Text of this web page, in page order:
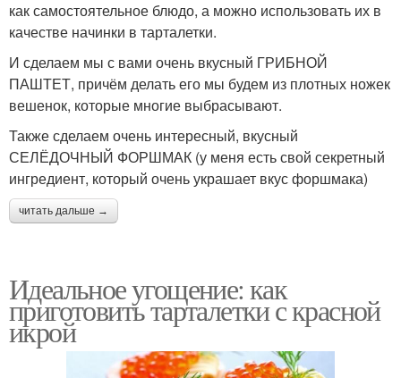
как самостоятельное блюдо, а можно использовать их в
качестве начинки в тарталетки.
И сделаем мы с вами очень вкусный ГРИБНОЙ
ПАШТЕТ, причём делать его мы будем из плотных ножек
вешенок, которые многие выбрасывают.
Также сделаем очень интересный, вкусный
СЕЛЁДОЧНЫЙ ФОРШМАК (у меня есть свой секретный
ингредиент, который очень украшает вкус форшмака)
читать дальше →
Идеальное угощение: как
приготовить тарталетки с красной
икрой